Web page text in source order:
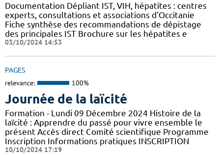
Documentation Dépliant IST, VIH, hépatites : centres
experts, consultations et associations d'Occitanie
Fiche synthèse des recommandations de dépistage
des principales IST Brochure sur les hépatites e
03/10/2024 14:53
PAGES
relevance: 100%
Journée de la laïcité
Formation - Lundi 09 Décembre 2024 Histoire de la
laïcité : Apprendre du passé pour vivre ensemble le
présent Accès direct Comité scientifique Programme
Inscription Informations pratiques ​INSCRIPTION
10/10/2024 17:19